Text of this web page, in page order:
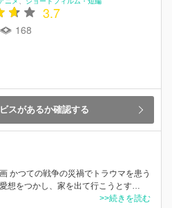
3.7
168
スがあるか確認する
かつての戦争の災禍でトラウマを患う
想をつかし、家を出て行こうとす…
>>続きを読む